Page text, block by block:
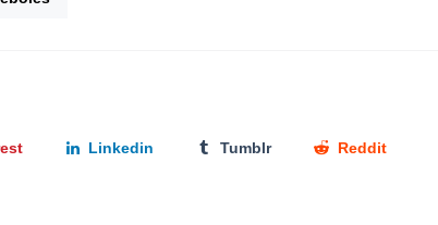
Linkedin Tumblr Reddit